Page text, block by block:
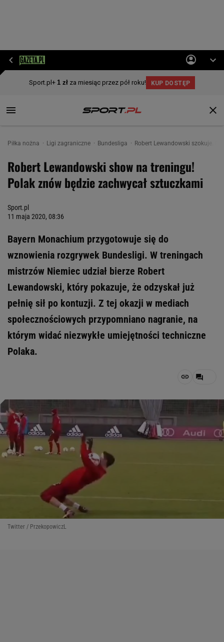
Piłka nożna Ligi zagraniczne Bundesliga Robert Lewandowski szokuje.
Robert Lewandowski show na treningu!
Polak znów będzie zachwycał sztuczkami
Sport.pl
11 maja 2020, 08:36
Bayern Monachium przygotowuje się do
wznowienia rozgrywek Bundesligi. W treningach
mistrzów Niemiec udział bierze Robert
Lewandowski, który pokazuje, że odzyskał już
pełnię sił po kontuzji. Z tej okazji w mediach
społecznościowych przypomniano nagranie, na
którym widać niezwykłe umiejętności techniczne
Polaka.
Twitter / PrzekopowiczL